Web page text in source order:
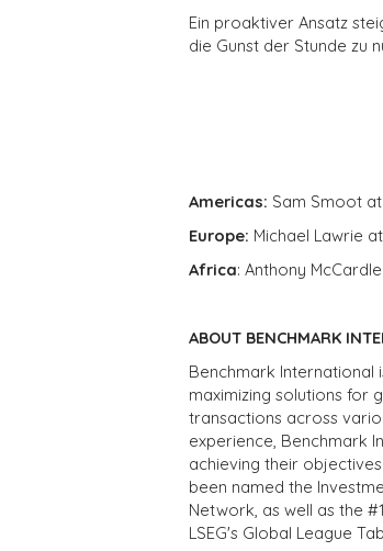
Ein proaktiver Ansatz
die Gunst der Stunde zu
Americas: Sam Smoot
Europe: Michael Lawrie
Africa: Anthony
ABOUT BENCHMARK
Benchmark International
maximizing solutions for
transactions across
experience, Benchmark
achieving their
been named the
Network, as well as the
LSEG's Global League